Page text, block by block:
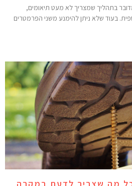
בתהליך שמצריך לא מעט תיאומים,
בעוד שלא ניתן להימנע משני הפרמטרים